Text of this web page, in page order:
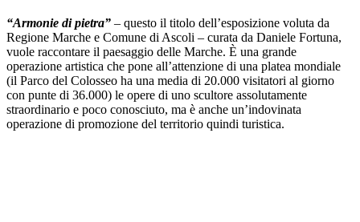
“Armonie di pietra” – questo il titolo dell’esposizione voluta da
Regione Marche e Comune di Ascoli – curata da Daniele Fortuna,
vuole raccontare il paesaggio delle Marche. È una grande
operazione artistica che pone all’attenzione di una platea mondiale
(il Parco del Colosseo ha una media di 20.000 visitatori al giorno
con punte di 36.000) le opere di uno scultore assolutamente
straordinario e poco conosciuto, ma è anche un’indovinata
operazione di promozione del territorio quindi turistica.